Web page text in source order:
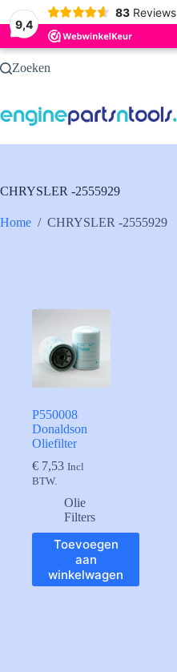
9,4
83 Reviews
Ga
naarZoeken
CHRYSLER -2555929
Home / CHRYSLER -2555929
P550008
Donaldson
Oliefilter
€ 7,53 Incl
BTW.
Olie
Filters
Toevoegen
aan
winkelwagen